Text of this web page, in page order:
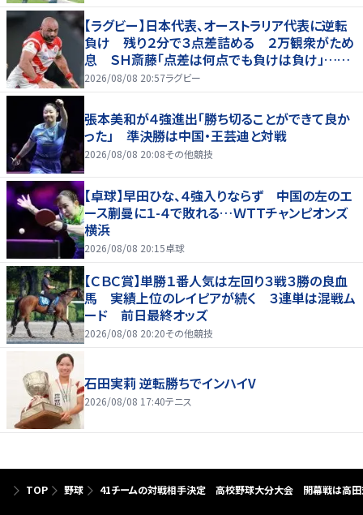
【ラグビー】日本代表、オーストラリア代表に逆転
負け 残り２分で３点差詰める ２万観衆がため
息 ＳＨ斎藤「点差は何点でも負けは負け」…前
半にＳＯ伊藤龍が先制トライ、３２ー３５で惜敗
2026/08/08 20:57ラグビー
張本美和が４強進出「勝ち切ることができて良か
った」 準決勝は中国・王芸迪と対戦
2026/08/08 20:08その他競技
【卓球】早田ひな、４強入りならず 中国の左のエ
ース蒯曼に１-４で敗れる…ＷＴＴチャンピオンズ
横浜
2026/08/08 20:15卓球
【ＣＢＣ賞】単勝１番人気は左回り３戦３勝の良血
馬 実績上位のレイピアが続く ３連単は混戦ム
ード 前日最終オッズ
2026/08/08 20:20その他競技
石田実莉 逆転勝ちでインハイV
2026/08/08 17:40テニス
TOP 野球 41チームの対戦相手決定 高校野球大分大会 開幕戦は高田